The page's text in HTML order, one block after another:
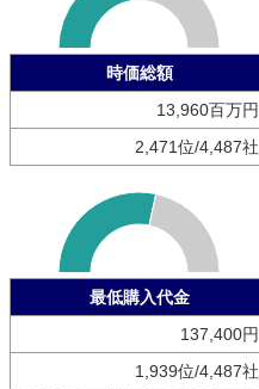
時価総額
13,960百万円
2,471位/4,487社
最低購入代金
137,400円
1,939位/4,487社